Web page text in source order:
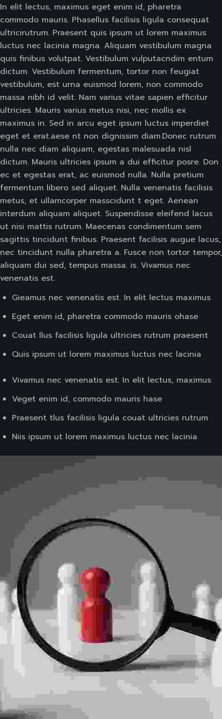
In elit lectus, maximus eget enim id, pharetra
commodo mauris. Phasellus facilisis ligula consequat
ultricirutrum. Praesent quis ipsum ut lorem maximus
luctus nec lacinia magna. Aliquam vestibulum magna
quis finibus volutpat. Vestibulum vulputacndim entum
dictum. Vestibulum fermentum, tortor non feugiat
vestibulum, est urna euismod lorem, non commodo
massa nibh id velit. Nam varius vitae sapien efficitur
ultricies. Mauris varius metus nisi, nec mollis ex
maximus in. Sed in arcu eget ipsum luctus imperdiet
eget et erat.aese nt non dignissim diam.Donec rutrum
nulla nec diam aliquam, egestas malesuada nisl
dictum. Mauris ultricies ipsum a dui efficitur posre. Don
ec et egestas erat, ac euismod nulla. Nulla pretium
fermentum libero sed aliquet. Nulla venenatis facilisis
metus, et ullamcorper masscidunt t eget. Aenean
interdum aliquam aliquet. Suspendisse eleifend lacus
ut nisi mattis rutrum. Maecenas condimentum sem
sagittis tincidunt finibus. Praesent facilisis augue lacus,
nec tincidunt nulla pharetra a. Fusce non tortor tempor,
aliquam dui sed, tempus massa. is. Vivamus nec
venenatis est.
Gieamus nec venenatis est. In elit lectus maximus
Eget enim id, pharetra commodo mauris ohase
Couat llus facilisis ligula ultricies rutrum praesent
Quis ipsum ut lorem maximus luctus nec lacinia
Vivamus nec venenatis est. In elit lectus, maximus
Veget enim id, commodo mauris hase
Praesent tlus facilisis ligula couat ultricies rutrum
Niis ipsum ut lorem maximus luctus nec lacinia